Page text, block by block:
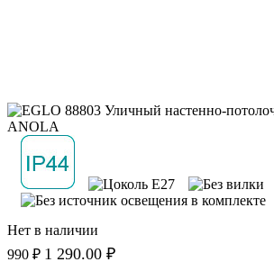
Нет в наличии
990 ₽ 1 290.00 ₽